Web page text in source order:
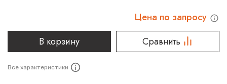
Цена по запросу
В корзину
Сравнить
Все характеристики